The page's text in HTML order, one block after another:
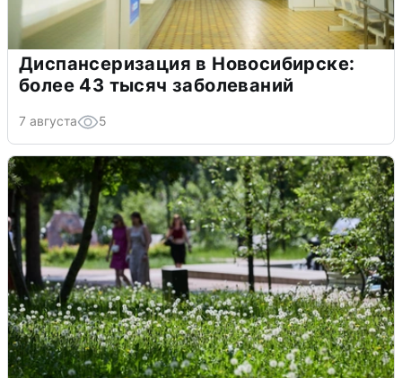
Диспансеризация в Новосибирске:
более 43 тысяч заболеваний
7 августа 5